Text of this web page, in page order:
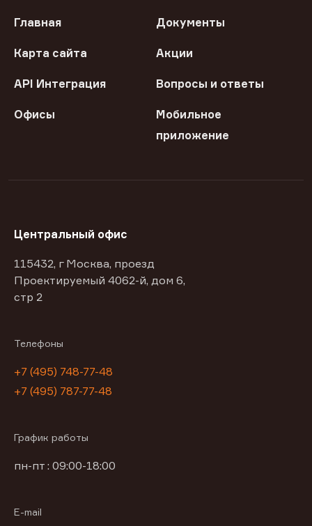
Главная Документы
Карта сайта Акции
API Интеграция Вопросы и ответы
Офисы
Мобильное
приложение
Центральный офис
115432, г Москва, проезд
Проектируемый 4062-й, дом 6,
стр 2
Телефоны
+7 (495) 748-77-48
+7 (495) 787-77-48
График работы
пн-пт : 09:00-18:00
E-mail